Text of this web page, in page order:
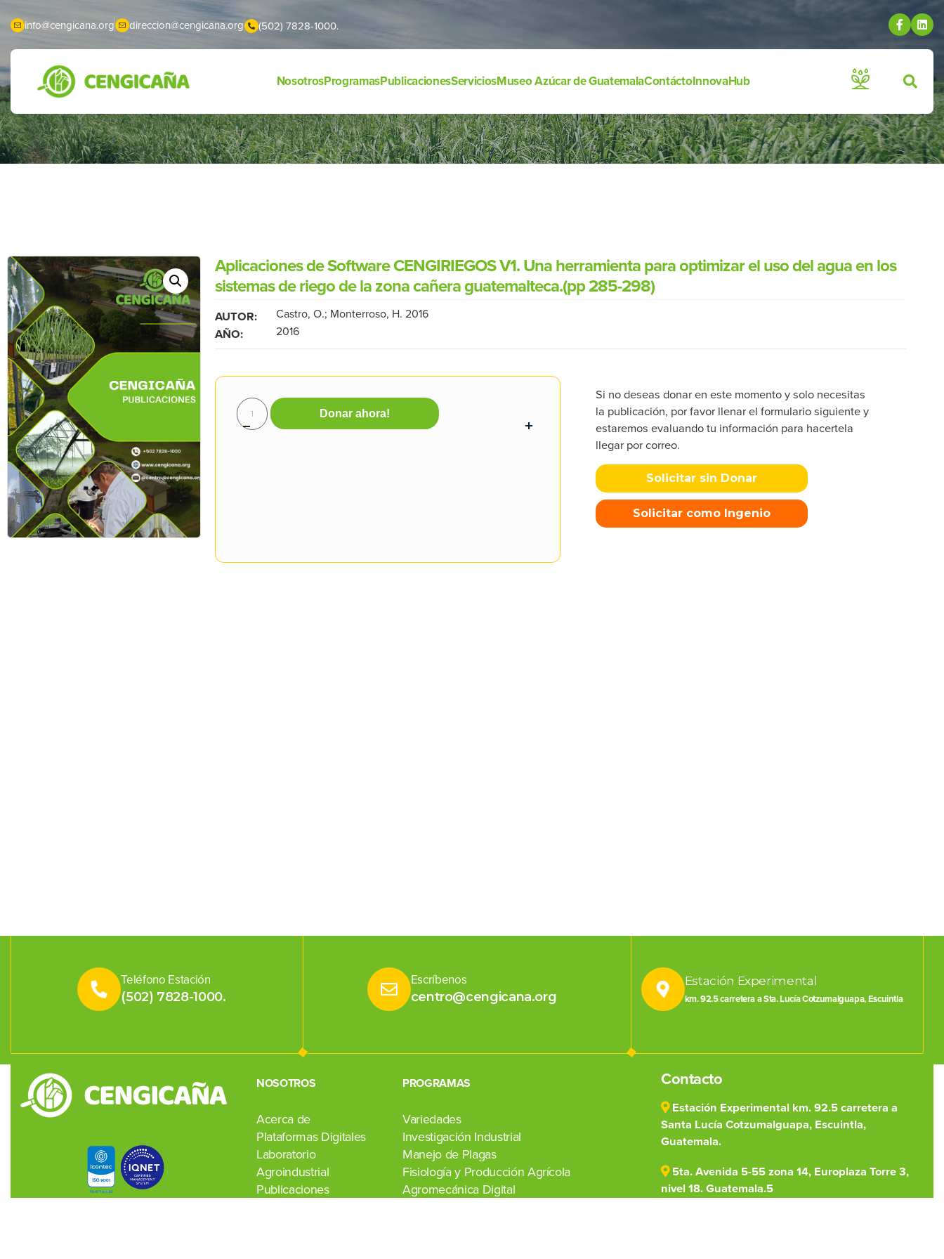
info@cengicana.org direccion@cengicana.org (502) 7828-1000.
NosotrosProgramasPublicacionesServiciosMuseo Azúcar de GuatemalaContáctoInnovaHub
Aplicaciones de Software CENGIRIEGOS V1. Una herramienta para optimizar el uso del agua en los
sistemas de riego de la zona cañera guatemalteca.(pp 285-298)
AUTOR: Castro, O.; Monterroso, H. 2016
AÑO: 2016
Donar ahora!
Si no deseas donar en este momento y solo necesitas
la publicación, por favor llenar el formulario siguiente y
estaremos evaluando tu información para hacertela
llegar por correo.
Solicitar sin Donar
Solicitar como Ingenio
Teléfono Estación
(502) 7828-1000.
Escríbenos
centro@cengicana.org
Estación Experimental
km. 92.5 carretera a Sta. Lucía Cotzumalguapa, Escuintla
NOSOTROS
Acerca de
Plataformas Digitales
Laboratorio
Agroindustrial
Publicaciones
PROGRAMAS
Variedades
Investigación Industrial
Manejo de Plagas
Fisiología y Producción Agrícola
Agromecánica Digital
Contacto
Estación Experimental km. 92.5 carretera a
Santa Lucía Cotzumalguapa, Escuintla,
Guatemala.
5ta. Avenida 5-55 zona 14, Europlaza Torre 3,
nivel 18. Guatemala.5